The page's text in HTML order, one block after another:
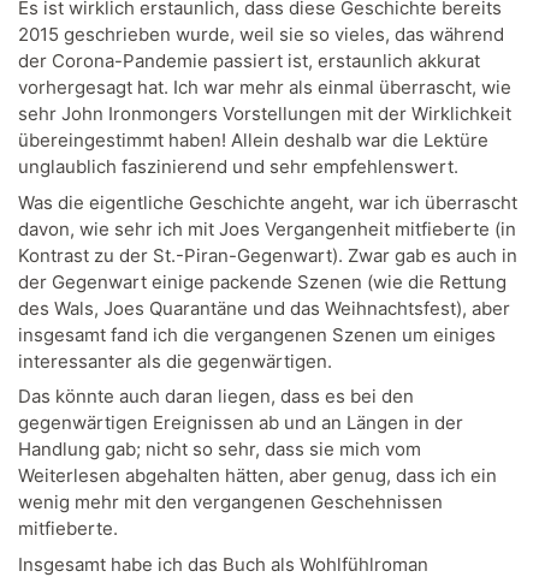
Es ist wirklich erstaunlich, dass diese Geschichte bereits
2015 geschrieben wurde, weil sie so vieles, das während
der Corona-Pandemie passiert ist, erstaunlich akkurat
vorhergesagt hat. Ich war mehr als einmal überrascht, wie
sehr John Ironmongers Vorstellungen mit der Wirklichkeit
übereingestimmt haben! Allein deshalb war die Lektüre
unglaublich faszinierend und sehr empfehlenswert.
Was die eigentliche Geschichte angeht, war ich überrascht
davon, wie sehr ich mit Joes Vergangenheit mitfieberte (in
Kontrast zu der St.-Piran-Gegenwart). Zwar gab es auch in
der Gegenwart einige packende Szenen (wie die Rettung
des Wals, Joes Quarantäne und das Weihnachtsfest), aber
insgesamt fand ich die vergangenen Szenen um einiges
interessanter als die gegenwärtigen.
Das könnte auch daran liegen, dass es bei den
gegenwärtigen Ereignissen ab und an Längen in der
Handlung gab; nicht so sehr, dass sie mich vom
Weiterlesen abgehalten hätten, aber genug, dass ich ein
wenig mehr mit den vergangenen Geschehnissen
mitfieberte.
Insgesamt habe ich das Buch als Wohlfühlroman